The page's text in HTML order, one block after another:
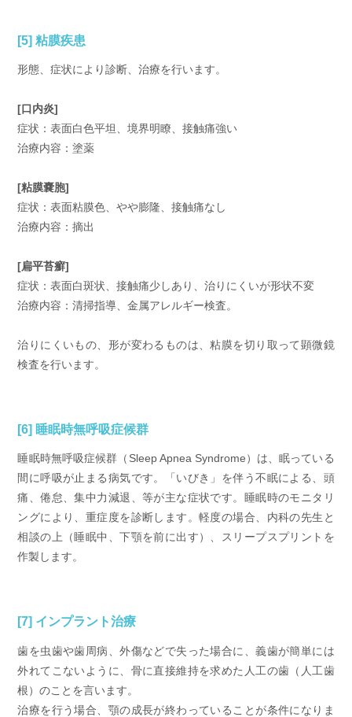
[5] 粘膜疾患
形態、症状により診断、治療を行います。
[口内炎]
症状：表面白色平坦、境界明瞭、接触痛強い
治療内容：塗薬
[粘膜嚢胞]
症状：表面粘膜色、やや膨隆、接触痛なし
治療内容：摘出
[扁平苔癬]
症状：表面白斑状、接触痛少しあり、治りにくいが形状不変
治療内容：清掃指導、金属アレルギー検査。
治りにくいもの、形が変わるものは、粘膜を切り取って顕微鏡
検査を行います。
[6] 睡眠時無呼吸症候群
睡眠時無呼吸症候群（Sleep Apnea Syndrome）は、眠っている
間に呼吸が止まる病気です。「いびき」を伴う不眠による、頭
痛、倦怠、集中力減退、等が主な症状です。睡眠時のモニタリ
ングにより、重症度を診断します。軽度の場合、内科の先生と
相談の上（睡眠中、下顎を前に出す）、スリープスプリントを
作製します。
[7] インプラント治療
歯を虫歯や歯周病、外傷などで失った場合に、義歯が簡単には
外れてこないように、骨に直接維持を求めた人工の歯（人工歯
根）のことを言います。
治療を行う場合、顎の成長が終わっていることが条件になりま